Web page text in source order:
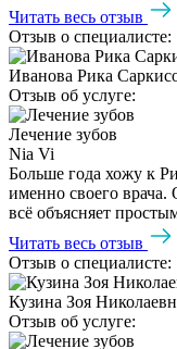
Читать весь отзыв
Отзыв о специалисте:
Иванова Рика
Отзыв об услуге:
Лечение зубов
Nia Vi
Больше года хожу к
именно своего врача.
всё объясняет
Читать весь отзыв
Отзыв о специалисте:
Кузина Зоя
Отзыв об услуге: